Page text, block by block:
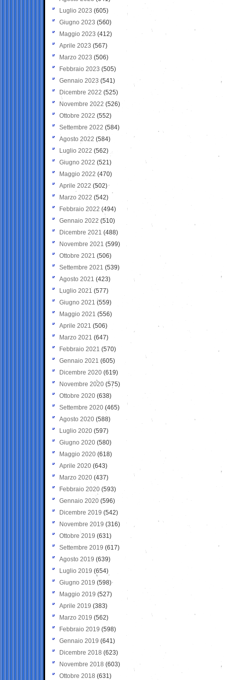
Luglio 2023 (605)
Giugno 2023 (560)
Maggio 2023 (412)
Aprile 2023 (567)
Marzo 2023 (506)
Febbraio 2023 (505)
Gennaio 2023 (541)
Dicembre 2022 (525)
Novembre 2022 (526)
Ottobre 2022 (552)
Settembre 2022 (584)
Agosto 2022 (584)
Luglio 2022 (562)
Giugno 2022 (521)
Maggio 2022 (470)
Aprile 2022 (502)
Marzo 2022 (542)
Febbraio 2022 (494)
Gennaio 2022 (510)
Dicembre 2021 (488)
Novembre 2021 (599)
Ottobre 2021 (506)
Settembre 2021 (539)
Agosto 2021 (423)
Luglio 2021 (577)
Giugno 2021(559)
Maggio 2021 (556)
Aprile 2021 (506)
Marzo 2021 (647)
Febbraio 2021 (570)
Gennaio 2021 (605)
Dicembre 2020 (619)
Novembre 2020 (575)
Ottobre 2020 (638)
Settembre 2020(465)
Agosto 2020 (588)
Luglio 2020 (597)
Giugno 2020 (580)
Maggio 2020 (618)
Aprile 2020 (643)
Marzo 2020 (437)
Febbraio 2020 (593)
Gennaio 2020 (596)
Dicembre 2019 (542)
Novembre 2019 (316)
Ottobre 2019 (631)
Settembre 2019 (617)
Agosto 2019 (639)
Luglio 2019 (654)
Giugno 2019 (598)
Maggio 2019 (527)
Aprile 2019 (383)
Marzo 2019 (562)
Febbraio 2019 (598)
Gennaio 2019 (641)
Dicembre 2018 (623)
Novembre 2018 (603)
Ottobre 2018 (631)